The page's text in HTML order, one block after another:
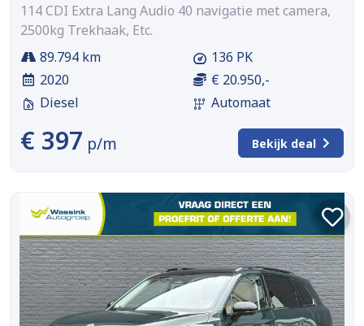
114 CDI Extra Lang Audio 40 navigatie met camera,
2500kg Trekhaak, Etc.
89.794 km
2020
Diesel
136 PK
€ 20.950,-
Automaat
€ 397 p/m Bekijk deal